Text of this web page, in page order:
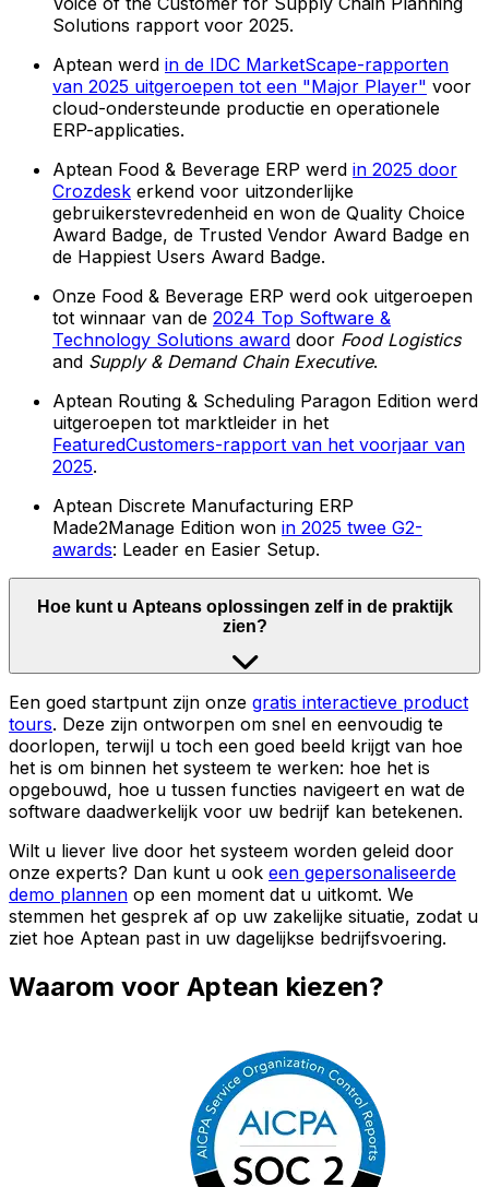
Solutions rapport voor 2025.
Aptean werd in de IDC MarketScape-rapporten
van 2025 uitgeroepen tot een "Major Player" voor
cloud-ondersteunde productie en operationele
ERP-applicaties.
Aptean Food & Beverage ERP werd in 2025 door
Crozdesk erkend voor uitzonderlijke
gebruikerstevredenheid en won de Quality Choice
Award Badge, de Trusted Vendor Award Badge en
de Happiest Users Award Badge.
Onze Food & Beverage ERP werd ook uitgeroepen
tot winnaar van de 2024 Top Software &
Technology Solutions award door Food Logistics
and Supply & Demand Chain Executive.
Aptean Routing & Scheduling Paragon Edition werd
uitgeroepen tot marktleider in het
FeaturedCustomers-rapport van het voorjaar van
2025.
Aptean Discrete Manufacturing ERP
Made2Manage Edition won in 2025 twee G2-
awards: Leader en Easier Setup.
Hoe kunt u Apteans oplossingen zelf in de praktijk
zien?
Een goed startpunt zijn onze gratis interactieve product
tours. Deze zijn ontworpen om snel en eenvoudig te
doorlopen, terwijl u toch een goed beeld krijgt van hoe
het is om binnen het systeem te werken: hoe het is
opgebouwd, hoe u tussen functies navigeert en wat de
software daadwerkelijk voor uw bedrijf kan betekenen.
Wilt u liever live door het systeem worden geleid door
onze experts? Dan kunt u ook een gepersonaliseerde
demo plannen op een moment dat u uitkomt. We
stemmen het gesprek af op uw zakelijke situatie, zodat u
ziet hoe Aptean past in uw dagelijkse bedrijfsvoering.
Waarom voor Aptean kiezen?